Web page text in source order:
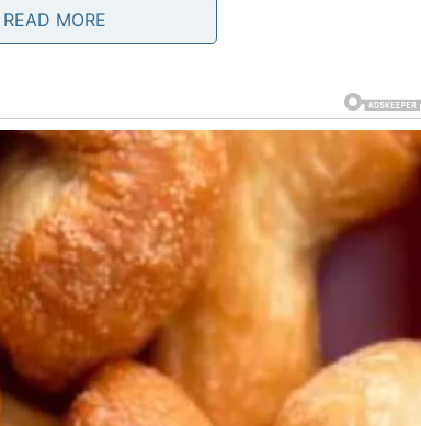
rješenja je njegova sigurnost. Sprej je potpuno
ljubimaca, što ga čini idealnim izborom za
također ne zagađuje zrak u prostorijama, što je
domaćinstva. U mnogim slučajevima,
zdravstvenih problema, uključujući respiratorne
okolinu. Osim što odbija insekte, ovaj sprej može
čime se dodatno smanjuje mogućnost ponovnog
READ MORE